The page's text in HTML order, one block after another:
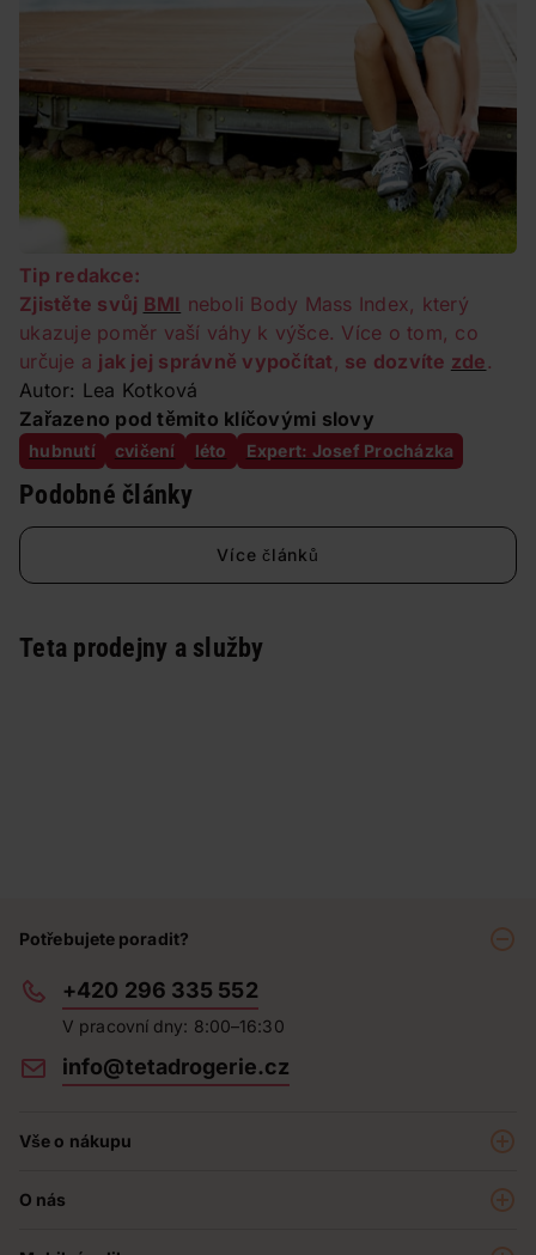
Tip redakce:
Zjistěte svůj BMI neboli Body Mass Index, který
ukazuje poměr vaší váhy k výšce. Více o tom, co
určuje a jak jej správně vypočítat , se dozvíte zde.
Autor: Lea Kotková
Zařazeno pod těmito klíčovými slovy
hubnutí cvičení léto Expert: Josef Procházka
Podobné články
Více článků
Teta prodejny a služby
Potřebujete poradit?
+420 296 335 552
V pracovní dny: 8:00–16:30
info@tetadrogerie.cz
Vše o nákupu
O nás